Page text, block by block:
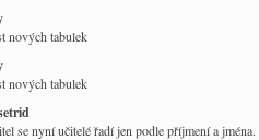
nových tabulek
nových tabulek
se nyní učitelé řadí jen podle příjmení a jména.